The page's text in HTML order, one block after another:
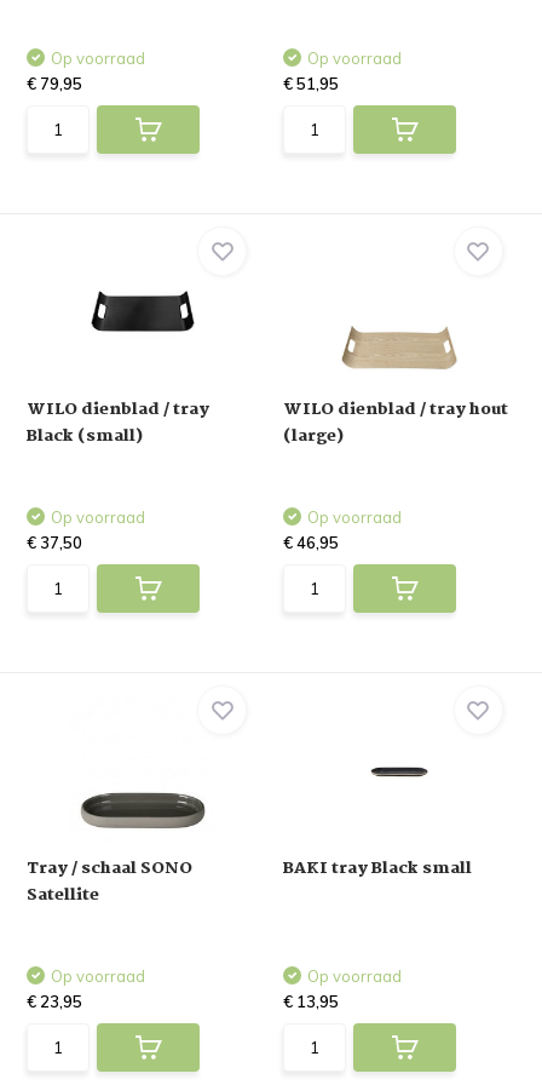
Op voorraad
€ 79,95
Op voorraad
€ 51,95
WILO dienblad / tray
Black (small)
Op voorraad
€ 37,50
WILO dienblad / tray hout
(large)
Op voorraad
€ 46,95
Tray / schaal SONO
Satellite
Op voorraad
€ 23,95
BAKI tray Black small
Op voorraad
€ 13,95